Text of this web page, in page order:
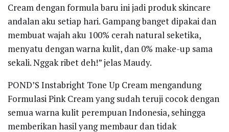
Cream dengan formula baru ini jadi produk skincare
andalan aku setiap hari. Gampang banget dipakai dan
membuat wajah aku 100% cerah natural seketika,
menyatu dengan warna kulit, dan 0% make-up sama
sekali. Nggak ribet deh!” jelas Maudy.
POND’S Instabright Tone Up Cream mengandung
Formulasi Pink Cream yang sudah teruji cocok dengan
semua warna kulit perempuan Indonesia, sehingga
memberikan hasil yang membaur dan tidak